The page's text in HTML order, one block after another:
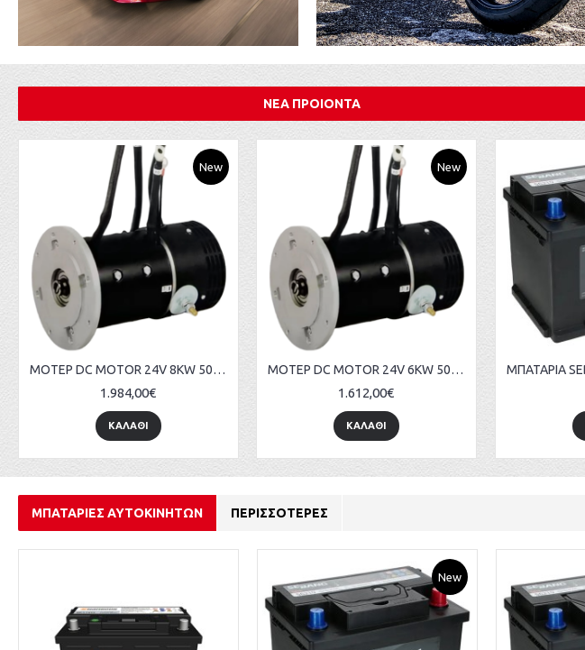
ΝΕΑ ΠΡΟΙΟΝΤΑ
New
ΜΟΤΕΡ DC MOTOR 24V 8KW 5000RPM BOWTHRUSTER
1.984,00€
ΚΑΛΑΘΙ
New
ΜΟΤΕΡ DC MOTOR 24V 6KW 5000RPM BOWTHRUSTER
1.612,00€
ΚΑΛΑΘΙ
ΜΠΑΤΑΡΙΕΣ ΑΥΤΟΚΙΝΗΤΩΝ ΠΕΡΙΣΣΟΤΕΡΕΣ